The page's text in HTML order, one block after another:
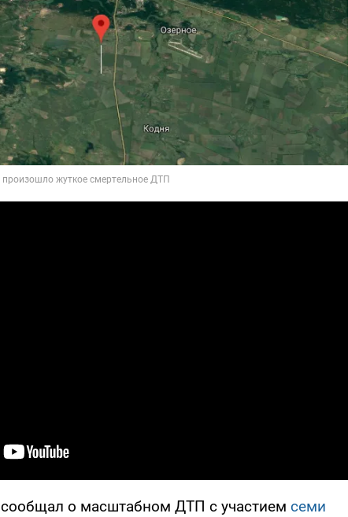
сообщал о масштабном ДТП с участием семи